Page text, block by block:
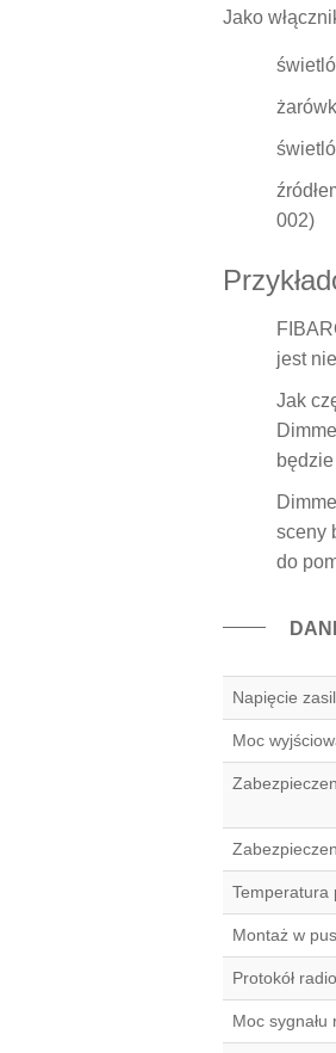
Jako
002)
jest
Jak
sceny
do
Napięcie
Moc
Temperatura
Montaż w
Protokół
Moc sygnału